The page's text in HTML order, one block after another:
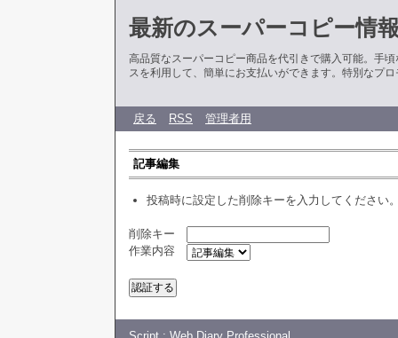
最新のスーパーコピー情
高品質なスーパーコピー商品を代引きで購入可能。手
スを利用して、簡単にお支払いができます。特別なプ
戻る RSS 管理者用
記事編集
投稿時に設定した削除キーを入力してください
削除キー
作業内容